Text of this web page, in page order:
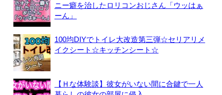
ニー癖を治したロリコンおじさん「ウッはぁ
ーん」
100均DIYでトイレ大改造第三弾☆セリアリメ
イクシート☆キッチンシート☆
【Ｈな体験談】彼女がいない間に合鍵で一人